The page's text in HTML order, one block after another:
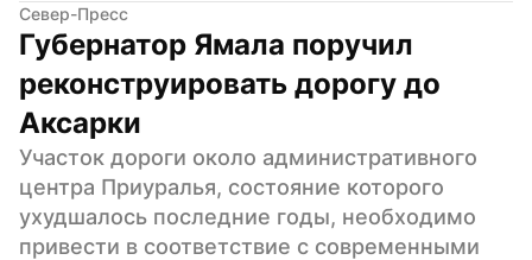
Север-Пресс
Губернатор Ямала поручил
реконструировать дорогу до
Аксарки
Участок дороги около административного
центра Приуралья, состояние которого
ухудшалось последние годы, необходимо
привести в соответствие с современными